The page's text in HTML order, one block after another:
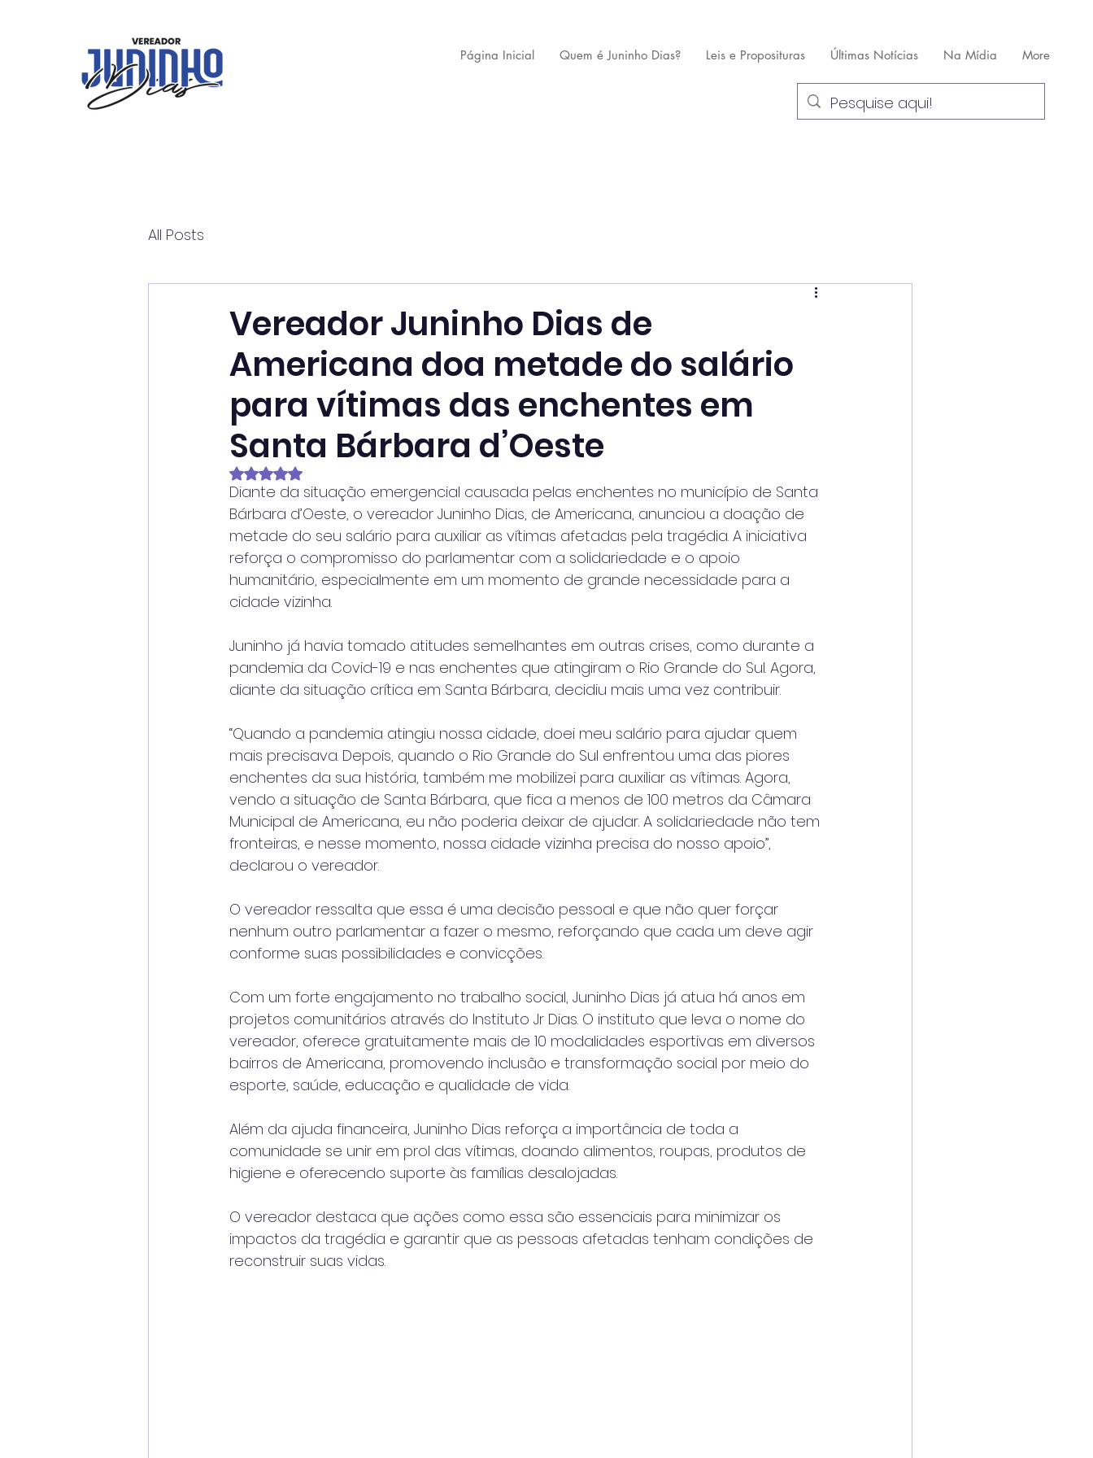
Página Inicial Quem é Juninho Dias? Leis e Proposituras Últimas Notícias Na Mídia More
All Posts
Vereador Juninho Dias de
Americana doa metade do salário
para vítimas das enchentes em
Santa Bárbara d’Oeste
Avaliado com NaN de 5 estrelas.
Diante da situação emergencial causada pelas enchentes no município de Santa
Bárbara d’Oeste, o vereador Juninho Dias, de Americana, anunciou a doação de
metade do seu salário para auxiliar as vítimas afetadas pela tragédia. A iniciativa
reforça o compromisso do parlamentar com a solidariedade e o apoio
humanitário, especialmente em um momento de grande necessidade para a
cidade vizinha.
Juninho já havia tomado atitudes semelhantes em outras crises, como durante a
pandemia da Covid-19 e nas enchentes que atingiram o Rio Grande do Sul. Agora,
diante da situação crítica em Santa Bárbara, decidiu mais uma vez contribuir.
“Quando a pandemia atingiu nossa cidade, doei meu salário para ajudar quem
mais precisava. Depois, quando o Rio Grande do Sul enfrentou uma das piores
enchentes da sua história, também me mobilizei para auxiliar as vítimas. Agora,
vendo a situação de Santa Bárbara, que fica a menos de 100 metros da Câmara
Municipal de Americana, eu não poderia deixar de ajudar. A solidariedade não tem
fronteiras, e nesse momento, nossa cidade vizinha precisa do nosso apoio”,
declarou o vereador.
O vereador ressalta que essa é uma decisão pessoal e que não quer forçar
nenhum outro parlamentar a fazer o mesmo, reforçando que cada um deve agir
conforme suas possibilidades e convicções.
Com um forte engajamento no trabalho social, Juninho Dias já atua há anos em
projetos comunitários através do Instituto Jr Dias. O instituto que leva o nome do
vereador, oferece gratuitamente mais de 10 modalidades esportivas em diversos
bairros de Americana, promovendo inclusão e transformação social por meio do
esporte, saúde, educação e qualidade de vida.
Além da ajuda financeira, Juninho Dias reforça a importância de toda a
comunidade se unir em prol das vítimas, doando alimentos, roupas, produtos de
higiene e oferecendo suporte às famílias desalojadas.
O vereador destaca que ações como essa são essenciais para minimizar os
impactos da tragédia e garantir que as pessoas afetadas tenham condições de
reconstruir suas vidas.